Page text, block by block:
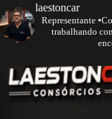
laestoncar
Representante
trabalhando